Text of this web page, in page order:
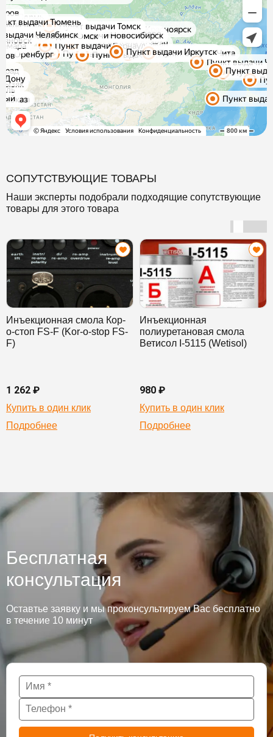
СОПУТСТВУЮЩИЕ ТОВАРЫ
Наши эксперты подобрали подходящие сопутствующие
товары для этого товара
Инъекционная смола Кор-
о-стоп FS-F (Kor-o-stop FS-
F)
1 262 ₽
Купить в один клик
Подробнее
Инъекционная
полиуретановая смола
Ветисол I-5115 (Wetisol)
980 ₽
Купить в один клик
Подробнее
Бесплатная
консультация
Оставтье заявку и мы проконсультируем Вас бесплатно
в течение 10 минут